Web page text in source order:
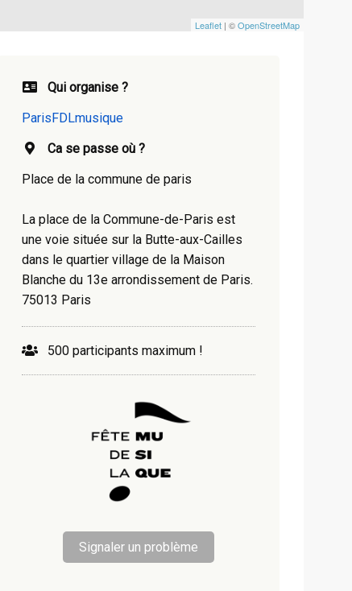
Leaflet | ©OpenStreetMap
Qui organise ?
ParisFDLmusique
Ca se passe où ?
Place de la commune de paris
La place de la Commune-de-Paris est
une voie située sur la Butte-aux-Cailles
dans le quartier village de la Maison
Blanche du 13e arrondissement de Paris.
75013 Paris
500 participants maximum !
Signaler un problème